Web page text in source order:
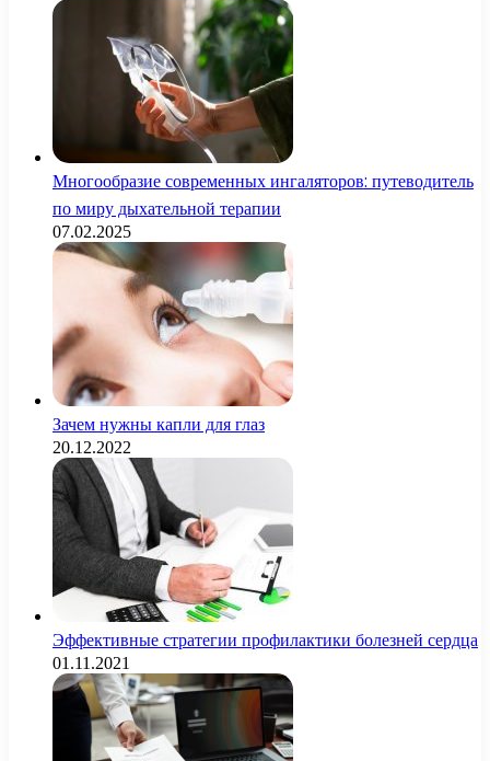
Многообразие современных ингаляторов: путеводитель
по миру дыхательной терапии
07.02.2025
Зачем нужны капли для глаз
20.12.2022
Эффективные стратегии профилактики болезней сердца
01.11.2021